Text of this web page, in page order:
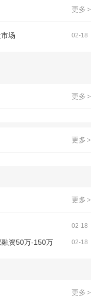
更多 >
02-18
场
更多 >
更多 >
更多 >
02-18
02-18
融资50万-150万
更多 >